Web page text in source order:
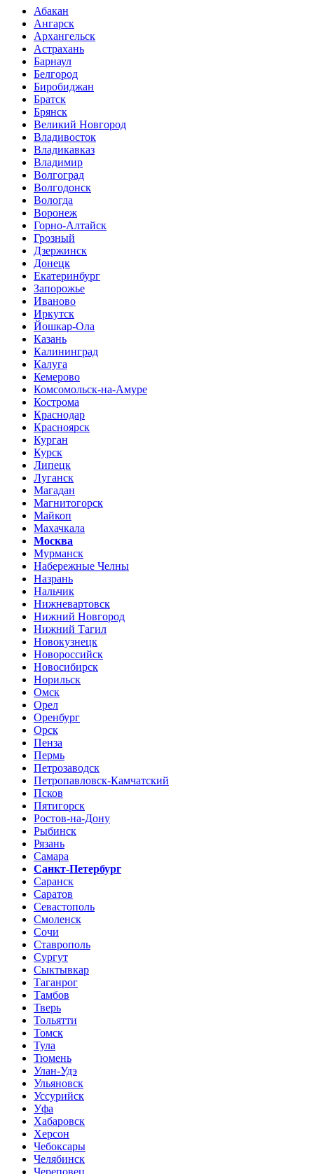
Абакан
Ангарск
Архангельск
Астрахань
Барнаул
Белгород
Биробиджан
Братск
Брянск
Великий Новгород
Владивосток
Владикавказ
Владимир
Волгоград
Волгодонск
Вологда
Воронеж
Горно-Алтайск
Грозный
Дзержинск
Донецк
Екатеринбург
Запорожье
Иваново
Иркутск
Йошкар-Ола
Казань
Калининград
Калуга
Кемерово
Комсомольск-на-Амуре
Кострома
Краснодар
Красноярск
Курган
Курск
Липецк
Луганск
Магадан
Магнитогорск
Майкоп
Махачкала
Москва
Мурманск
Набережные Челны
Назрань
Нальчик
Нижневартовск
Нижний Новгород
Нижний Тагил
Новокузнецк
Новороссийск
Новосибирск
Норильск
Омск
Орел
Оренбург
Орск
Пенза
Пермь
Петрозаводск
Петропавловск-Камчатский
Псков
Пятигорск
Ростов-на-Дону
Рыбинск
Рязань
Самара
Санкт-Петербург
Саранск
Саратов
Севастополь
Смоленск
Сочи
Ставрополь
Сургут
Сыктывкар
Таганрог
Тамбов
Тверь
Тольятти
Томск
Тула
Тюмень
Улан-Удэ
Ульяновск
Уссурийск
Уфа
Хабаровск
Херсон
Чебоксары
Челябинск
Череповец